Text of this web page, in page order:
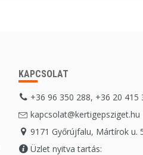
KAPCSOLAT
+36 96 350 288, +36 20 415
kapcsolat@kertigepsziget.hu
9171 Győrújfalu, Mártírok u.
Üzlet nyitva tartás: